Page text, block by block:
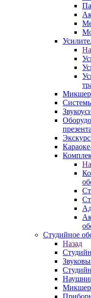
Студийное
Назад